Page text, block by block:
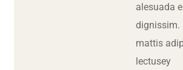
alesuada
dignissim.
mattis
lectusey